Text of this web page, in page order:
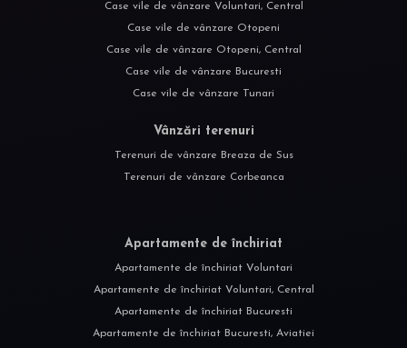
Case vile de vânzare Voluntari, Central
Case vile de vânzare Otopeni
Case vile de vânzare Otopeni, Central
Case vile de vânzare Bucuresti
Case vile de vânzare Tunari
Vânzări terenuri
Terenuri de vânzare Breaza de Sus
Terenuri de vânzare Corbeanca
Apartamente de închiriat
Apartamente de închiriat Voluntari
Apartamente de închiriat Voluntari, Central
Apartamente de închiriat Bucuresti
Apartamente de închiriat Bucuresti, Aviatiei